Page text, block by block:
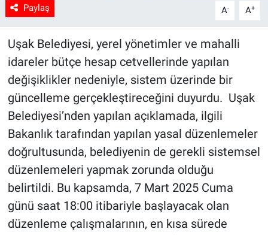
Paylaş A- A+
Uşak Belediyesi, yerel yönetimler ve mahalli
idareler bütçe hesap cetvellerinde yapılan
değişiklikler nedeniyle, sistem üzerinde bir
güncelleme gerçekleştireceğini duyurdu. Uşak
Belediyesi’nden yapılan açıklamada, ilgili
Bakanlık tarafından yapılan yasal düzenlemeler
doğrultusunda, belediyenin de gerekli sistemsel
düzenlemeleri yapmak zorunda olduğu
belirtildi. Bu kapsamda, 7 Mart 2025 Cuma
günü saat 18:00 itibariyle başlayacak olan
düzenleme çalışmalarının, en kısa sürede